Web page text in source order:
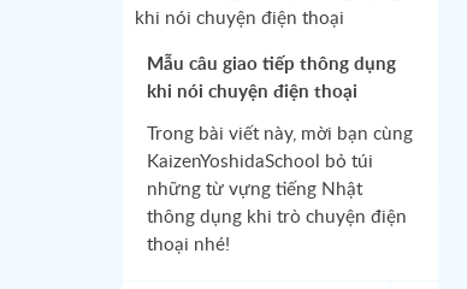
Mẫu câu giao tiếp thông dụng
khi nói chuyện điện thoại
Trong bài viết này, mời bạn cùng
KaizenYoshidaSchool bỏ túi
những từ vựng tiếng Nhật
thông dụng khi trò chuyện điện
thoại nhé!